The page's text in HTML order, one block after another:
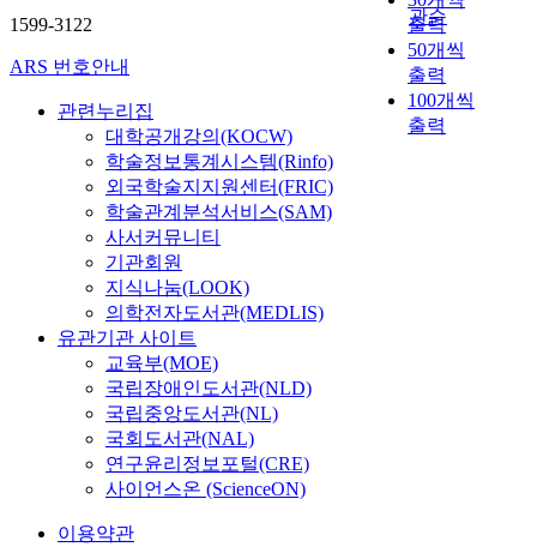
관순
출력
50개씩
출력
100개씩
출력
1599-3122
ARS 번호안내
관련누리집
대학공개강의(KOCW)
학술정보통계시스템(Rinfo)
외국학술지지원센터(FRIC)
학술관계분석서비스(SAM)
사서커뮤니티
기관회원
지식나눔(LOOK)
의학전자도서관(MEDLIS)
유관기관 사이트
교육부(MOE)
국립장애인도서관(NLD)
국립중앙도서관(NL)
국회도서관(NAL)
연구윤리정보포털(CRE)
사이언스온 (ScienceON)
이용약관